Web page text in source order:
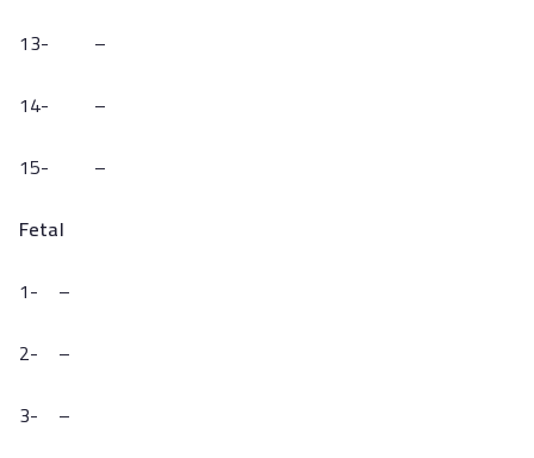
13- –
14- –
15- –
Fetal
1- –
2- –
3- –